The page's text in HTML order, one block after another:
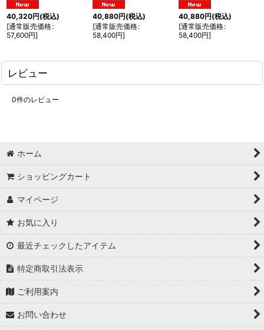
40,320円(税込)
[通常販売価格:
57,600円]
40,880円(税込)
[通常販売価格:
58,400円]
40,880円(税込)
[通常販売価格:
58,400円]
レビュー
0件のレビュー
ホーム
ショッピングカート
マイページ
お気に入り
最近チェックしたアイテム
特定商取引法表示
ご利用案内
お問い合わせ